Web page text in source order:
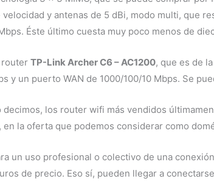
y antenas de 5 dBi, modo multi, que
Éste último cuesta muy poco menos de
routerTP-Link Archer C6 – AC1200, que es de
y un puerto WAN de 1000/100/10 Mbps. Se
decimos, los router wifi más vendidos
en la oferta que podemos considerar como
un uso profesional o colectivo de una
de precio. Eso sí, pueden llegar a